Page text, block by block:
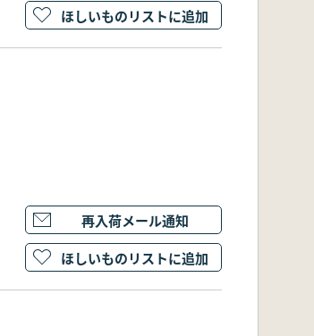
ほしいものリストに追加
再入荷メール通知
ほしいものリストに追加